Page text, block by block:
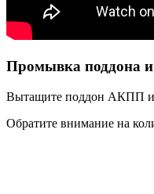
Промывка поддона и
Вытащите поддон АКПП
Обратите внимание на